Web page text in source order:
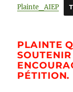
Plainte_AIEP
PLAINTE
PÉTITION.